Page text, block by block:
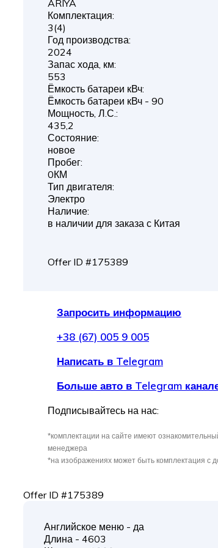
ARIYA
Комплектация:
3(4)
Год производства:
2024
Запас хода, км:
553
Ёмкость батареи кВч:
Ёмкость батареи кВч - 90
Мощность, Л.С.:
435,2
Состояние:
новое
Пробег:
0КМ
Тип двигателя:
Электро
Наличие:
в наличии для заказа с Китая
Offer ID #175389
Запросить информацию
+38 (67) 005 9 005
Написать в Telegram
Больше авто в Telegram
Подписывайтесь на нас:
*комплектации на сайте имеют
менеджера
*на изображениях может быть комплектация с
Offer ID #175389
Английское меню - да
Длина - 4603